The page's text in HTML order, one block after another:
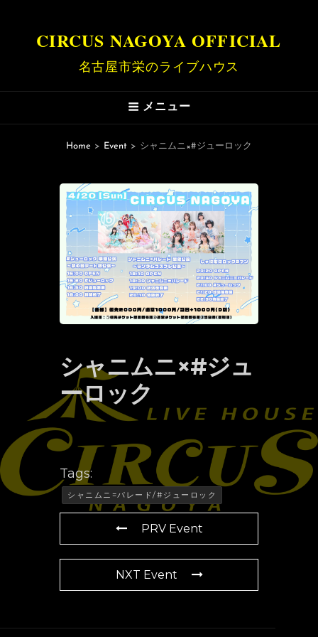
CIRCUS NAGOYA OFFICIAL
名古屋市栄のライブハウス
メニュー
Home > Event > シャニムニ×#ジューロック
シャニムニ×#ジュ
ーロック
Tags:
シャニムニ=パレード/#ジューロック
PRV Event
NXT Event